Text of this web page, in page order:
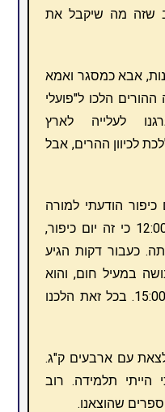
שזה מה שיקבל את
אבא כמסגר ואמא
הלכו ל"פועלי
לעלייה לארץ
לכיוון ההרים, אבל
הודעתי למורה
שאני חוזרת הביתה בשעה 12:00 כי זה יום כיפור,
כעבור דקות הגיע
במעיל חום, והוא
הסביר שלומדים עד השעה 15:00. בכל זאת הלכנו
לצאת עם ארבעים ק"ג.
70 ק"ג כי הייתי תלמידה. רוב
שהוצאנו.